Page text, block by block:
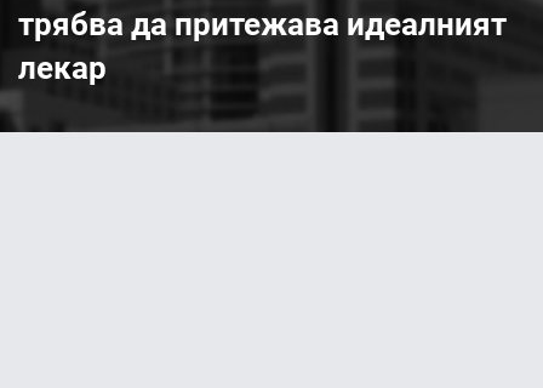
трябва да притежава идеалният
лекар